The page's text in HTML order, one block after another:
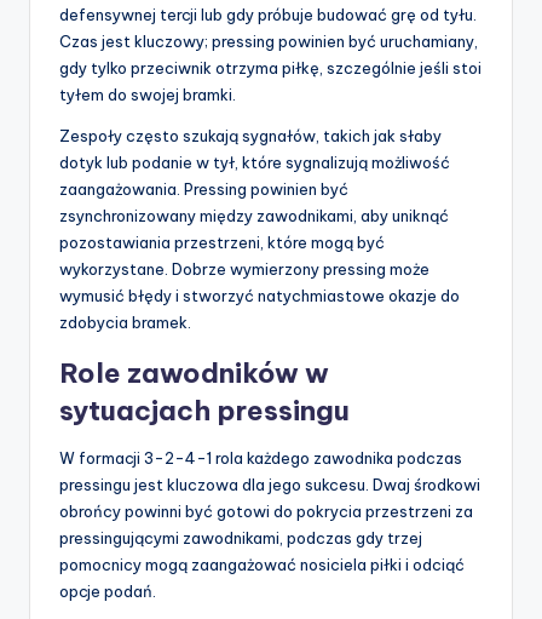
defensywnej tercji lub gdy próbuje budować grę od tyłu.
Czas jest kluczowy; pressing powinien być uruchamiany,
gdy tylko przeciwnik otrzyma piłkę, szczególnie jeśli stoi
tyłem do swojej bramki.
Zespoły często szukają sygnałów, takich jak słaby
dotyk lub podanie w tył, które sygnalizują możliwość
zaangażowania. Pressing powinien być
zsynchronizowany między zawodnikami, aby uniknąć
pozostawiania przestrzeni, które mogą być
wykorzystane. Dobrze wymierzony pressing może
wymusić błędy i stworzyć natychmiastowe okazje do
zdobycia bramek.
Role zawodników w
sytuacjach pressingu
W formacji 3-2-4-1 rola każdego zawodnika podczas
pressingu jest kluczowa dla jego sukcesu. Dwaj środkowi
obrońcy powinni być gotowi do pokrycia przestrzeni za
pressingującymi zawodnikami, podczas gdy trzej
pomocnicy mogą zaangażować nosiciela piłki i odciąć
opcje podań.